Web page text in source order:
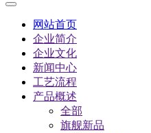
网站首页
企业简介
企业文化
新闻中心
工艺流程
产品概述
全部
旗舰新品